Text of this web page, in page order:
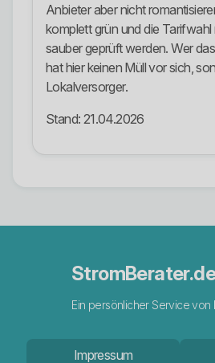
Anbieter aber nicht
komplett grün und die Tarifwahl
sauber geprüft werden. Wer
hat hier keinen Müll vor sich,
Lokalversorger.
Stand: 21.04.2026
Ein persönlicher Service von
Impressum